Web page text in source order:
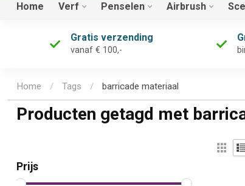
Home Verf Penselen Airbrush
Gratis verzending
vanaf € 100,-
Home / Tags / barricade materiaal
Producten getagd met
Prijs